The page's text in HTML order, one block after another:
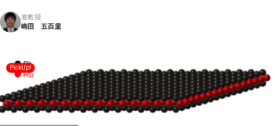
准教授
嶋田 五百里
PickUp!